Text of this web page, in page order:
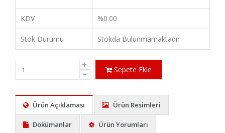
KDV %0.00
Stok Durumu Stokda Bulunmamaktadır
Sepete Ekle
Ürün Açıklaması Ürün Resimleri
Dökümanlar Ürün Yorumları